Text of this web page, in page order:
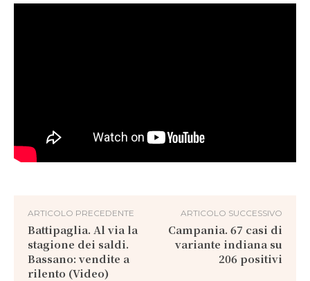
ARTICOLO PRECEDENTE
Battipaglia. Al via la
stagione dei saldi.
Bassano: vendite a
rilento (Video)
ARTICOLO SUCCESSIVO
Campania. 67 casi di
variante indiana su
206 positivi